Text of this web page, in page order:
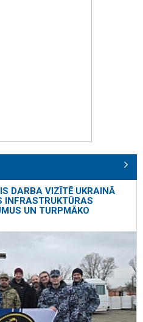
DARBA VIZĪTĒ UKRAINĀ
INFRASTRUKTŪRAS
UN TURPMĀKO